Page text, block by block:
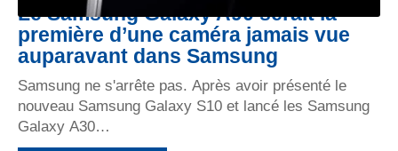
Le Samsung Galaxy A90 serait la
première d’une caméra jamais vue
auparavant dans Samsung
Samsung ne s'arrête pas. Après avoir présenté le
nouveau Samsung Galaxy S10 et lancé les Samsung
Galaxy A30…